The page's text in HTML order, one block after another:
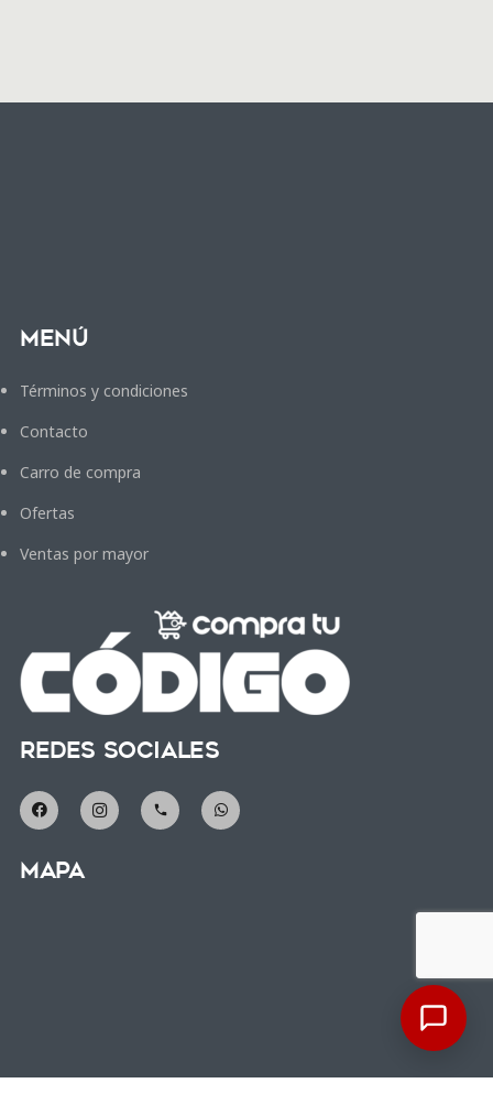
Menú
Términos y condiciones
Contacto
Carro de compra
Ofertas
Ventas por mayor
Redes Sociales
phone
Mapa